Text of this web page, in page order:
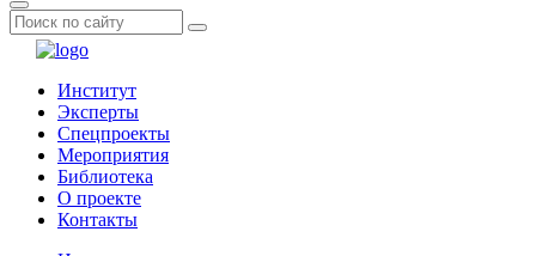
Институт
Эксперты
Спецпроекты
Мероприятия
Библиотека
О проекте
Контакты